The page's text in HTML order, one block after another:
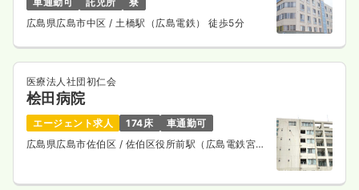
広島県広島市中区/ 土橋駅（広島電鉄） 徒歩5分
医療法人社団初仁会
桧田病院
エージェント求人 174床
車通勤可
広島県広島市佐伯区 / 佐伯区役所前駅（広島電鉄宮島